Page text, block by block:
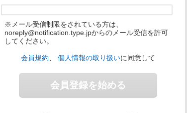
※メール受信制限をされている方は、
noreply@notification.type.jpからのメール受信を許可
してください。
会員規約 個人情報の取り扱いに同意して
会員登録を始める